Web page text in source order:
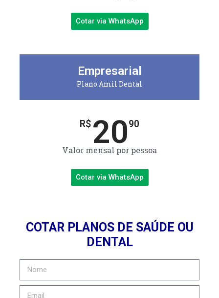
Cotar via WhatsApp
Empresarial
Plano Amil Dental
R$ 2090
Valor mensal por pessoa
Cotar via WhatsApp
COTAR PLANOS DE SAÚDE OU
DENTAL